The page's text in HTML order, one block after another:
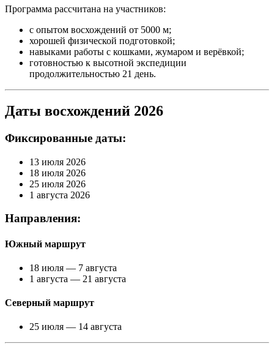
Программа рассчитана на участников:
с опытом восхождений от 5000 м;
хорошей физической подготовкой;
навыками работы с кошками, жумаром и верёвкой;
готовностью к высотной экспедиции
продолжительностью 21 день.
Даты восхождений 2026
Фиксированные даты:
13 июля 2026
18 июля 2026
25 июля 2026
1 августа 2026
Направления:
Южный маршрут
18 июля — 7 августа
1 августа — 21 августа
Северный маршрут
25 июля — 14 августа